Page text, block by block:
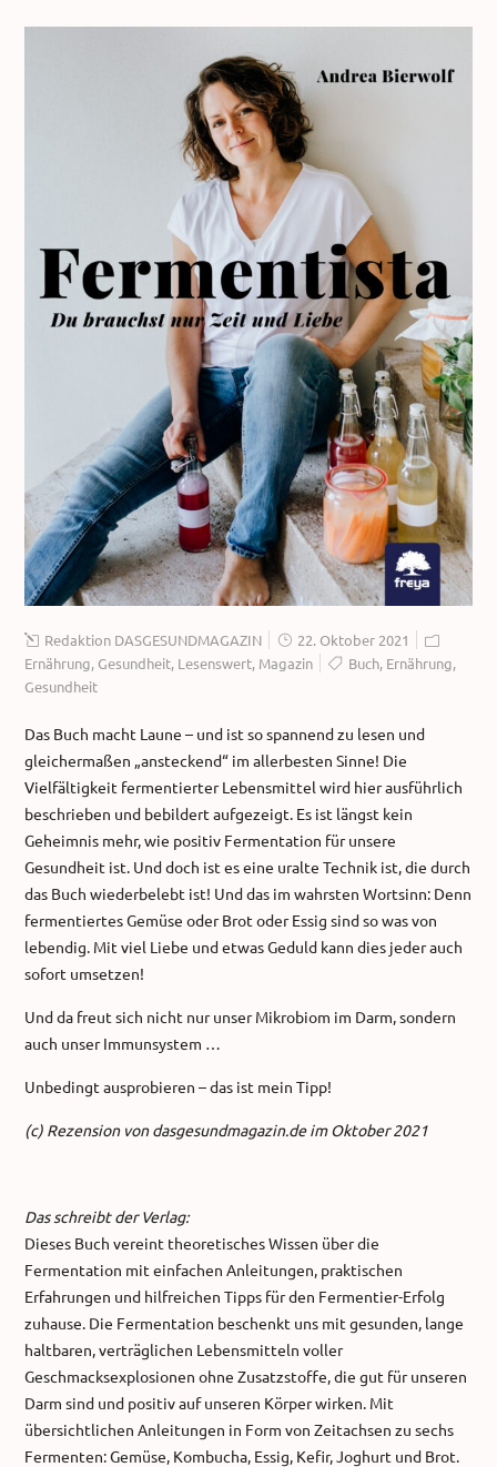
Redaktion DASGESUNDMAGAZIN
22. Oktober 2021
Ernährung,Gesundheit, Lesenswert, Magazin Buch, Ernährung,
Gesundheit
Das Buch macht Laune – und ist so spannend zu lesen und
gleichermaßen „ansteckend“ im allerbesten Sinne! Die
Vielfältigkeit fermentierter Lebensmittel wird hier ausführlich
beschrieben und bebildert aufgezeigt. Es ist längst kein
Geheimnis mehr, wie positiv Fermentation für unsere
Gesundheit ist. Und doch ist es eine uralte Technik ist, die durch
das Buch wiederbelebt ist! Und das im wahrsten Wortsinn: Denn
fermentiertes Gemüse oder Brot oder Essig sind so was von
lebendig. Mit viel Liebe und etwas Geduld kann dies jeder auch
sofort umsetzen!
Und da freut sich nicht nur unser Mikrobiom im Darm, sondern
auch unser Immunsystem …
Unbedingt ausprobieren – das ist mein Tipp!
(c) Rezension von dasgesundmagazin.de im Oktober 2021
Das schreibt der Verlag:
Dieses Buch vereint theoretisches Wissen über die
Fermentation mit einfachen Anleitungen, praktischen
Erfahrungen und hilfreichen Tipps für den Fermentier-Erfolg
zuhause. Die Fermentation beschenkt uns mit gesunden, lange
haltbaren, verträglichen Lebensmitteln voller
Geschmacksexplosionen ohne Zusatzstoffe, die gut für unseren
Darm sind und positiv auf unseren Körper wirken. Mit
übersichtlichen Anleitungen in Form von Zeitachsen zu sechs
Fermenten: Gemüse, Kombucha, Essig, Kefir, Joghurt und Brot.